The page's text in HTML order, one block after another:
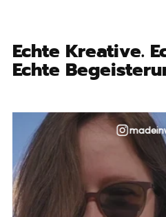
Echte Kreative.
Echte